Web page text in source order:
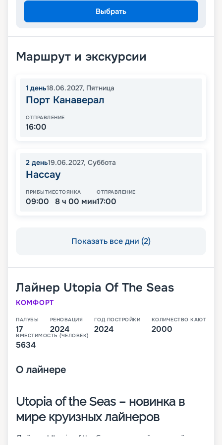
Выбрать
Маршрут и экскурсии
1 день18.06.2027, Пятница
Порт Канаверал
ОТПРАВЛЕНИЕ
16:00
2 день19.06.2027, Суббота
Нассау
ПРИБЫТИЕ
09:00
СТОЯНКА
8 ч 00 мин
ОТПРАВЛЕНИЕ
17:00
Показать все дни (2)
Лайнер Utopia Of The Seas
КОМФОРТ
ПАЛУБЫ
17
РЕНОВАЦИЯ
2024
ГОД ПОСТРОЙКИ
2024
КОЛИЧЕСТВО КАЮТ
2000
ВМЕСТИМОСТЬ (ЧЕЛОВЕК)
5634
О лайнере
Utopia of the Seas – новинка в
мире круизных лайнеров
Лайнер Utopia of the Seas – шестой и самый